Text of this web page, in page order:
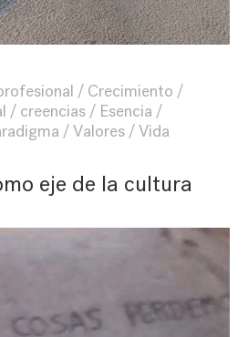
Crecimiento
creencias
Esencia
Valores Vida
eje de la cultura